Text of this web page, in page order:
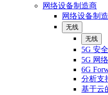
网络设备制造商
网络设备制
无线
无线
5G 安
5G 网
6G
分析支
基于云